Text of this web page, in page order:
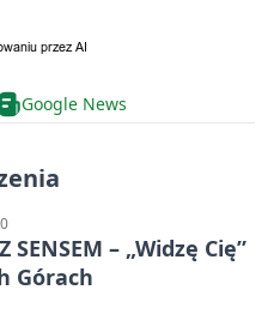
Google News
SENSEM – „Widzę Cię”
Górach